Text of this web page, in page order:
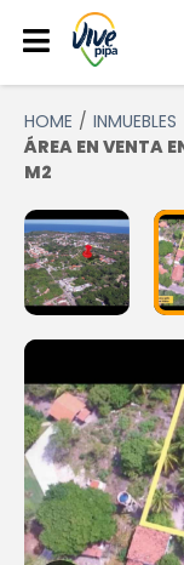
HOME INMUEBLES
ÁREA EN VENTA
M2